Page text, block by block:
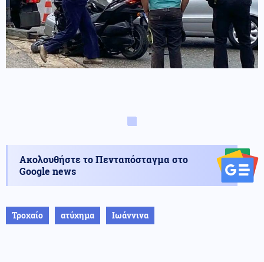
Ακολουθήστε το Πενταπόσταγμα στο
Google news
Τροχαίο ατύχημα Ιωάννινα